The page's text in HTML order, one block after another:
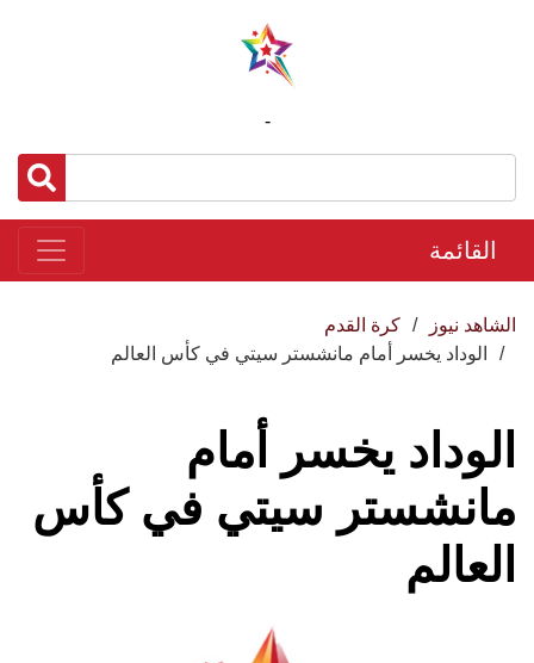
-
القائمة
الشاهد نيوز
كرة القدم
الوداد يخسر أمام مانشستر سيتي في كأس العالم
الوداد يخسر أمام
مانشستر سيتي في كأس
العالم